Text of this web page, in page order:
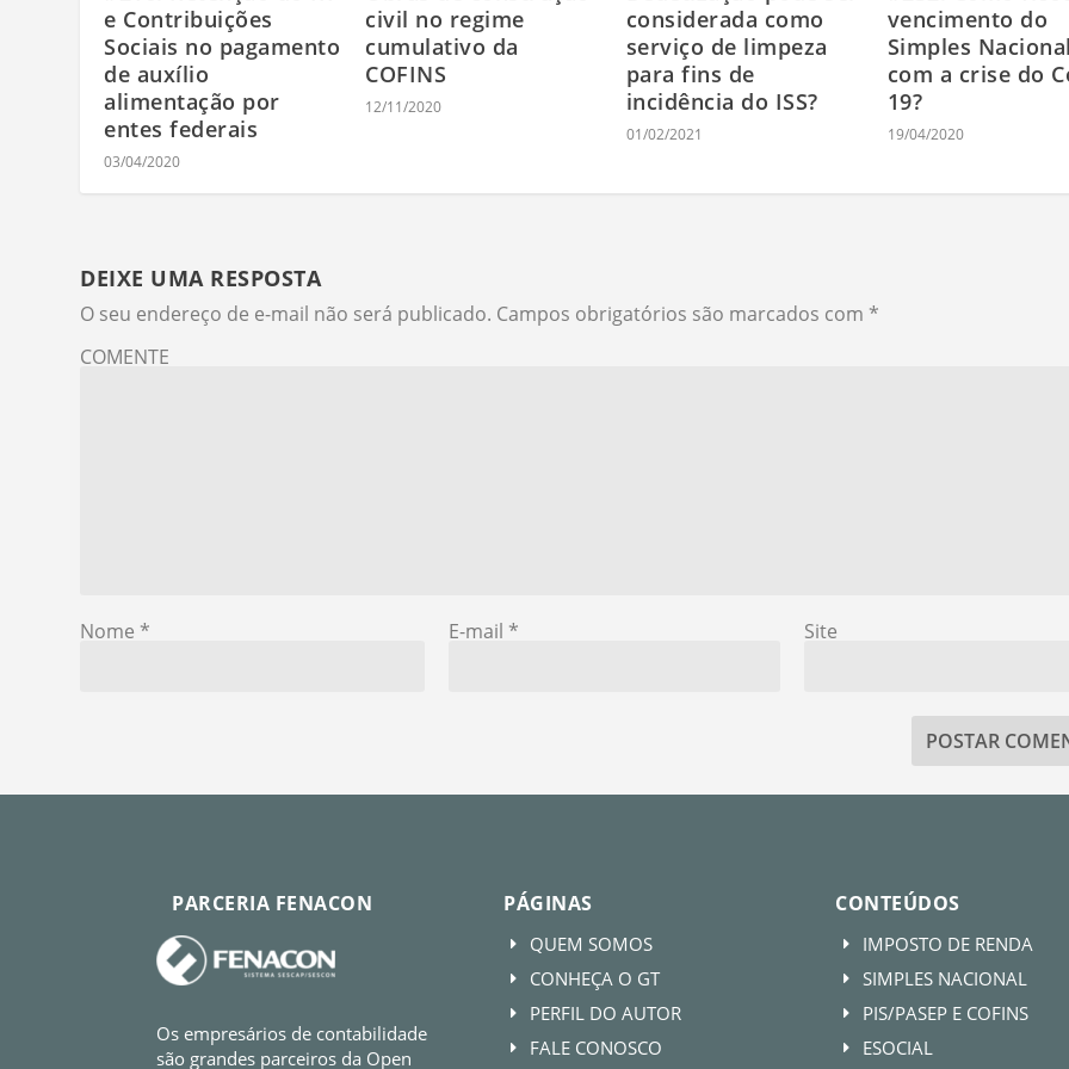
e Contribuições
Sociais no pagamento
de auxílio
alimentação por
entes federais
03/04/2020
civil no regime
cumulativo da
COFINS
12/11/2020
considerada como
serviço de limpeza
para fins de
incidência do ISS?
01/02/2021
vencimento do
Simples Nacional
com a crise do
19?
19/04/2020
DEIXE UMA RESPOSTA
O seu endereço de e-mail não será publicado. Campos obrigatórios são marcados com *
COMENTE
Nome * E-mail * Site
PARCERIA FENACON
Os empresários de contabilidade
são grandes parceiros da Open
PÁGINAS
E QUEM SOMOS
E CONHEÇA O GT
E PERFIL DO AUTOR
E FALE CONOSCO
CONTEÚDOS
E IMPOSTO DE RENDA
E SIMPLES NACIONAL
E PIS/PASEP E COFINS
E ESOCIAL